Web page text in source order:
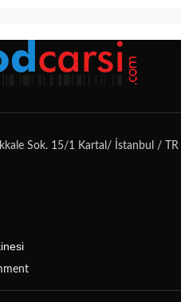
Sok. 15/1 Kartal/ İstanbul / TR